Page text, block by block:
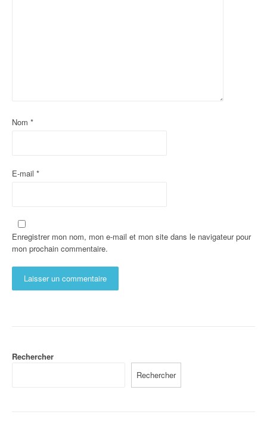
Nom *
E-mail *
Enregistrer mon nom, mon e-mail et mon site dans le navigateur pour
mon prochain commentaire.
Rechercher
Rechercher